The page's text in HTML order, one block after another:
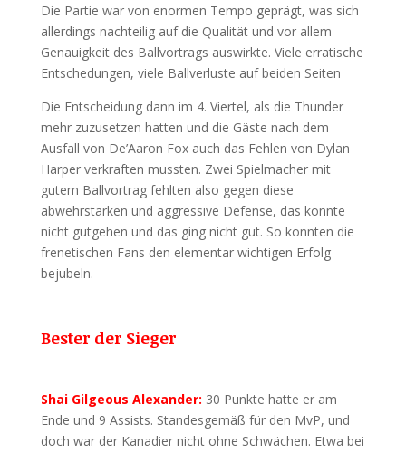
Die Partie war von enormen Tempo geprägt, was sich
allerdings nachteilig auf die Qualität und vor allem
Genauigkeit des Ballvortrags auswirkte. Viele erratische
Entschedungen, viele Ballverluste auf beiden Seiten
Die Entscheidung dann im 4. Viertel, als die Thunder
mehr zuzusetzen hatten und die Gäste nach dem
Ausfall von De’Aaron Fox auch das Fehlen von Dylan
Harper verkraften mussten. Zwei Spielmacher mit
gutem Ballvortrag fehlten also gegen diese
abwehrstarken und aggressive Defense, das konnte
nicht gutgehen und das ging nicht gut. So konnten die
frenetischen Fans den elementar wichtigen Erfolg
bejubeln.
Bester der Sieger
Shai Gilgeous Alexander: 30 Punkte hatte er am
Ende und 9 Assists. Standesgemäß für den MvP, und
doch war der Kanadier nicht ohne Schwächen. Etwa bei